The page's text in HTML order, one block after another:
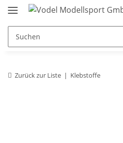
Zurück zur Liste Klebstoffe